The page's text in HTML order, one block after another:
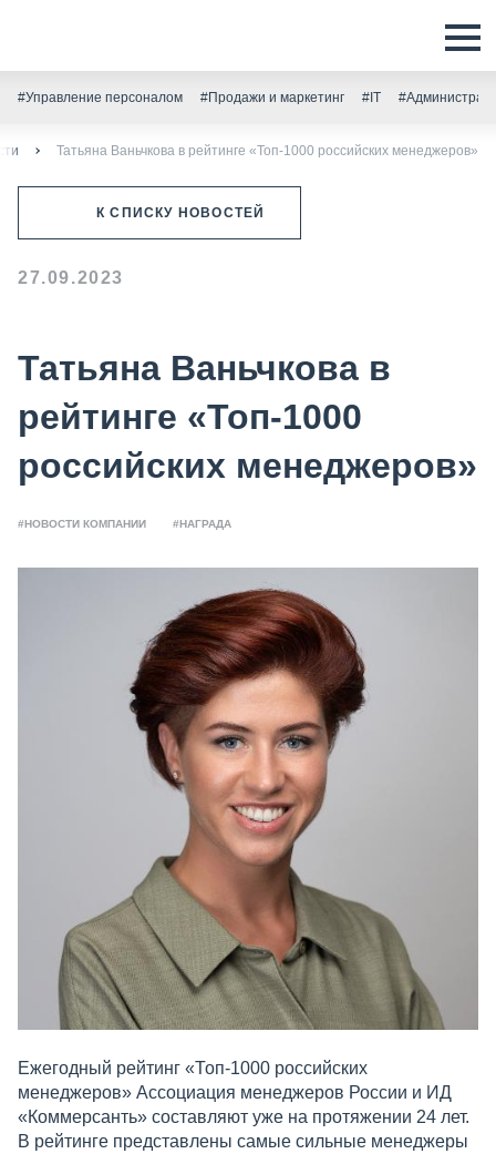
#Управление персоналом #Продажи и маркетинг #IT
Татьяна Ваньчкова в рейтинге «Топ-1000 российских менеджеров»
К СПИСКУ НОВОСТЕЙ
27.09.2023
Татьяна Ваньчкова в
рейтинге «Топ-1000
российских менеджеров»
#НОВОСТИ КОМПАНИИ #НАГРАДА
Ежегодный рейтинг «Топ-1000 российских
менеджеров» Ассоциация менеджеров России и ИД
«Коммерсанть» составляют уже на протяжении 24 лет.
В рейтинге представлены самые сильные менеджеры